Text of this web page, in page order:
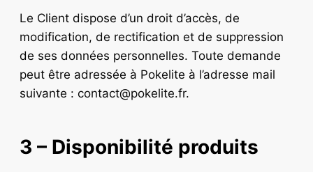
Le Client dispose d’un droit d’accès, de
modification, de rectification et de suppression
de ses données personnelles. Toute demande
peut être adressée à Pokelite à l’adresse mail
suivante : contact@pokelite.fr.
3 – Disponibilité produits